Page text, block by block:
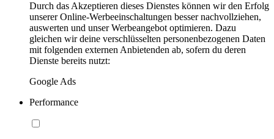
Durch das Akzeptieren dieses Dienstes können wir den Erfolg
unserer Online-Werbeeinschaltungen besser nachvollziehen,
auswerten und unser Werbeangebot optimieren. Dazu
gleichen wir deine verschlüsselten personenbezogenen Daten
mit folgenden externen Anbietenden ab, sofern du deren
Dienste bereits nutzt:
Google Ads
Performance